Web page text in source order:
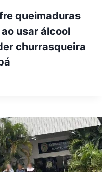
queimaduras
usar álcool
churrasqueira